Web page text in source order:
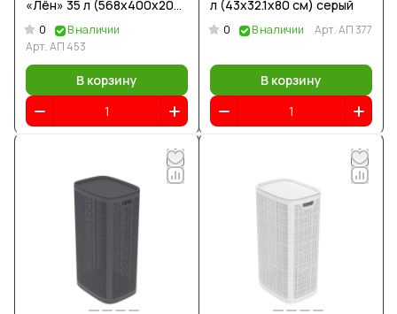
«Лён» 35 л (568х400х203
мм) слоновая кость
0
В наличии
Арт.АП 453
В корзину
л (43х32.1х80 см) серый
0 В наличии Арт.АП 377
В корзину